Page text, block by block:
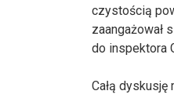
czystością
zaangażował
do inspektora
Całą dyskusję